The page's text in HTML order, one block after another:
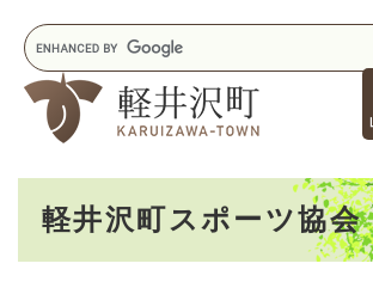
o
r
e
i
キ
ー
ワ
軽井沢町スポーツ協会